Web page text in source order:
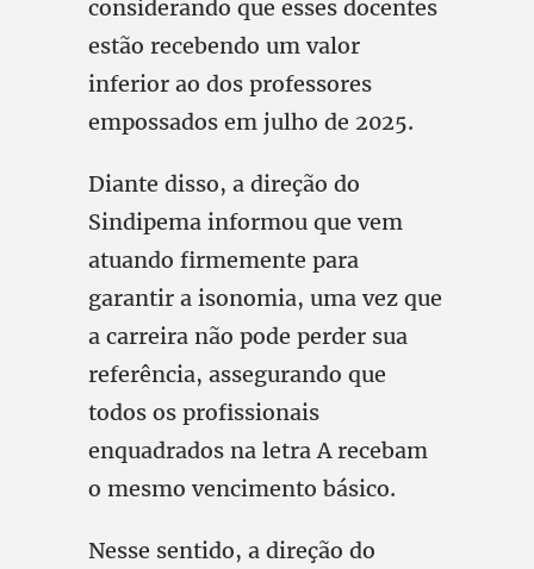
considerando que esses docentes
estão recebendo um valor
inferior ao dos professores
empossados em julho de 2025.
Diante disso, a direção do
Sindipema informou que vem
atuando firmemente para
garantir a isonomia, uma vez que
a carreira não pode perder sua
referência, assegurando que
todos os profissionais
enquadrados na letra A recebam
o mesmo vencimento básico.
Nesse sentido, a direção do